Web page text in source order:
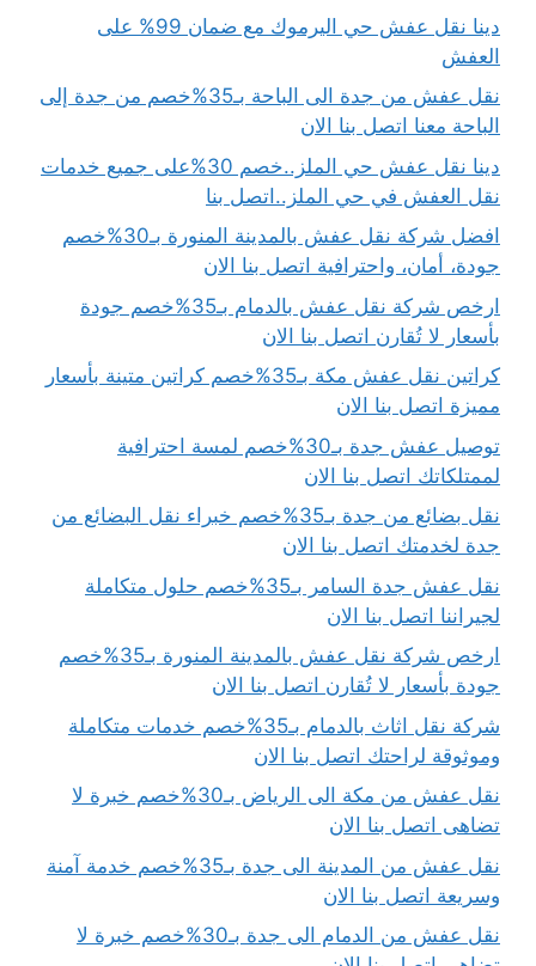
دينا نقل عفش حي اليرموك مع ضمان 99% على
العفش
نقل عفش من جدة الى الباحة بـ35%خصم من جدة إلى
الباحة معنا اتصل بنا الان
دينا نقل عفش حي الملز..خصم 30%على جميع خدمات
نقل العفش في حي الملز..اتصل بنا
افضل شركة نقل عفش بالمدينة المنورة بـ30%خصم
جودة، أمان، واحترافية اتصل بنا الان
ارخص شركة نقل عفش بالدمام بـ35%خصم جودة
بأسعار لا تُقارن اتصل بنا الان
كراتين نقل عفش مكة بـ35%خصم كراتين متينة بأسعار
مميزة اتصل بنا الان
توصيل عفش جدة بـ30%خصم لمسة احترافية
لممتلكاتك اتصل بنا الان
نقل بضائع من جدة بـ35%خصم خبراء نقل البضائع من
جدة لخدمتك اتصل بنا الان
نقل عفش جدة السامر بـ35%خصم حلول متكاملة
لجيراننا اتصل بنا الان
ارخص شركة نقل عفش بالمدينة المنورة بـ35%خصم
جودة بأسعار لا تُقارن اتصل بنا الان
شركة نقل اثاث بالدمام بـ35%خصم خدمات متكاملة
وموثوقة لراحتك اتصل بنا الان
نقل عفش من مكة الى الرياض بـ30%خصم خبرة لا
تضاهى اتصل بنا الان
نقل عفش من المدينة الى جدة بـ35%خصم خدمة آمنة
وسريعة اتصل بنا الان
نقل عفش من الدمام الى جدة بـ30%خصم خبرة لا